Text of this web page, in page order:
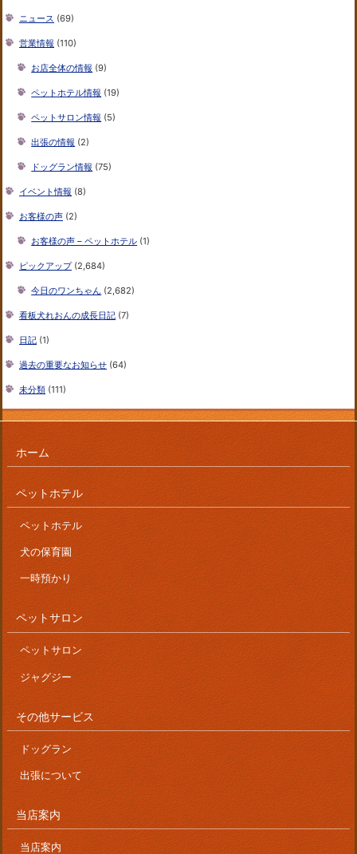
ニュース (69)
営業情報 (110)
お店全体の情報 (9)
ペットホテル情報 (19)
ペットサロン情報 (5)
出張の情報 (2)
ドッグラン情報 (75)
イベント情報 (8)
お客様の声 (2)
お客様の声 – ペットホテル (1)
ピックアップ(2,684)
今日のワンちゃん (2,682)
看板犬れおんの成長日記 (7)
日記 (1)
過去の重要なお知らせ (64)
未分類 (111)
ホーム
ペットホテル
ペットホテル
犬の保育園
一時預かり
ペットサロン
ペットサロン
ジャグジー
その他サービス
ドッグラン
出張について
当店案内
当店案内